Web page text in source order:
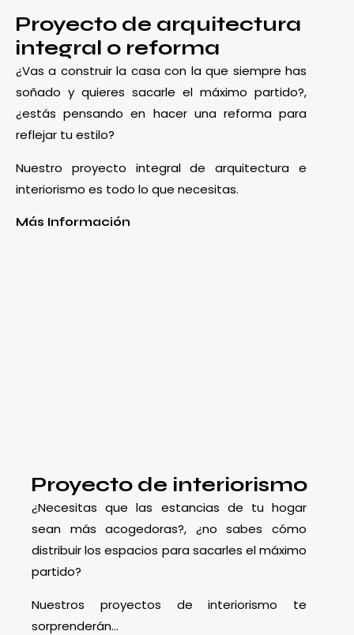
Proyecto de arquitectura
integral o reforma
¿Vas a construir la casa con la que siempre has
soñado y quieres sacarle el máximo partido?,
¿estás pensando en hacer una reforma para
reflejar tu estilo?
Nuestro proyecto integral de arquitectura e
interiorismo es todo lo que necesitas.
Más Información
Proyecto de interiorismo
¿Necesitas que las estancias de tu hogar
sean más acogedoras?, ¿no sabes cómo
distribuir los espacios para sacarles el máximo
partido?
Nuestros proyectos de interiorismo te
sorprenderán…